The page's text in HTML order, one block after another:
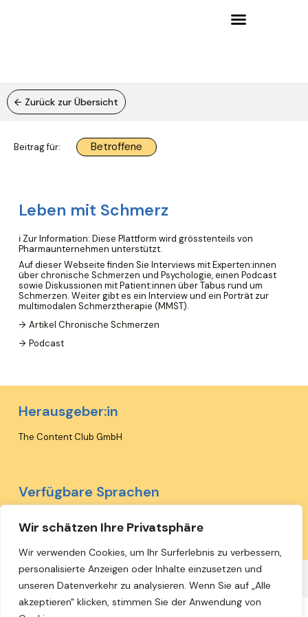
Wir schätzen Ihre Privatsphäre
Wir verwenden Cookies, um Ihr Surferlebnis zu verbessern,
personalisierte Anzeigen oder Inhalte einzusetzen und
unseren Datenverkehr zu analysieren. Wenn Sie auf „Alle
akzeptieren" klicken, stimmen Sie der Anwendung von
← Zurück zur Übersicht
Beitrag für: Betroffene
Leben mit Schmerz
ℹ️ Zur Information: Diese Plattform wird grösstenteils von
Pharmaunternehmen unterstützt.
Auf dieser Webseite finden Sie Interviews mit Experten:innen
über chronische Schmerzen und Psychologie, einen Podcast
sowie Diskussionen mit Patient:innen über Tabus rund um
Schmerzen. Weiter gibt es ein Interview und ein Porträt zur
multimodalen Schmerztherapie (MMST).
Artikel Chronische Schmerzen
Podcast
Herausgeber:in
The Content Club GmbH
Verfügbare Sprachen